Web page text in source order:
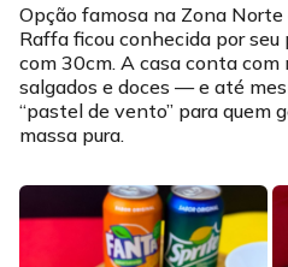
Opção famosa na Zona
Raffa ficou conhecida por
com 30cm. A casa conta com
salgados e doces — e até
“pastel de vento” para quem
massa pura.